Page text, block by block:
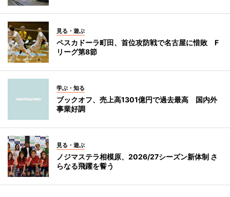
見る・遊ぶ
ペスカドーラ町田、首位攻防戦で名古屋に惜敗 F
リーグ第8節
学ぶ・知る
ブックオフ、売上高1301億円で過去最高 国内外
事業好調
見る・遊ぶ
ノジマステラ相模原、2026/27シーズン新体制 さ
らなる飛躍を誓う